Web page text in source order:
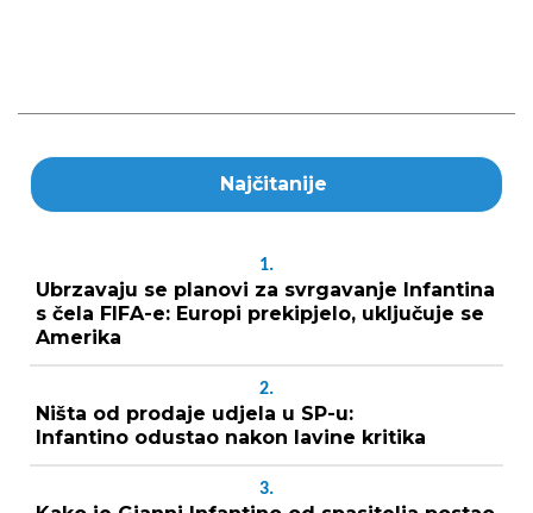
Najčitanije
1.
Ubrzavaju se planovi za svrgavanje Infantina
s čela FIFA-e: Europi prekipjelo, uključuje se
Amerika
2.
Ništa od prodaje udjela u SP-u:
Infantino odustao nakon lavine kritika
3.